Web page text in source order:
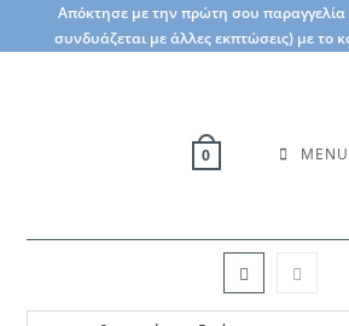
Απόκτησε με την πρώτη σου
συνδυάζεται με άλλες εκπτώσεις) με το
0 MENU